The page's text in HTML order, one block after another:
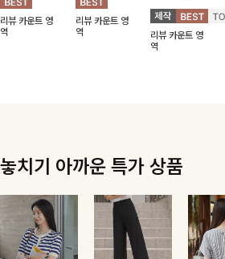
깔끔하고 세련된
무드가 느껴져요
🩶 가볍고 시원
리뷰 카운트 영
역
이 툭 걸치기 좋
은 반팔 자켓, 크
롭에 가까운 깔
리뷰 카운트 영
역
고급스러운 분위
기를 연출시켜줄
아우터로 데일리
로도, 특별한 날
리뷰 카운트 영
역
놓치기 아까운 특가 상품